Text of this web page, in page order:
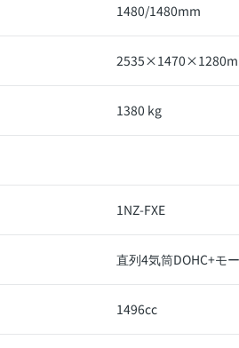
1480/1480mm
1380 kg
1NZ-FXE
直列4気筒DOHC+モ
1496cc